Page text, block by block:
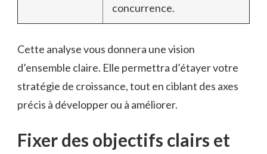
concurrence.
Cette analyse vous donnera une vision
d’ensemble claire. Elle permettra d’étayer votre
stratégie de croissance, tout en ciblant des axes
précis à développer ou à améliorer.
Fixer des objectifs clairs et